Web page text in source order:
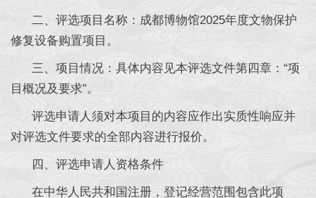
二、评选项目名称：成都博物馆2025年度文物保护
修复设备购置项目。
三、项目情况：具体内容见本评选文件第四章：“项
目概况及要求”。
评选申请人须对本项目的内容应作出实质性响应并
对评选文件要求的全部内容进行报价。
四、评选申请人资格条件
在中华人民共和国注册，登记经营范围包含此项